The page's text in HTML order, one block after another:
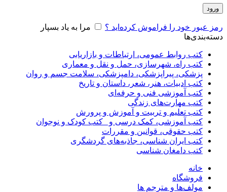
ورود
رمز عبور خود را فراموش کرده‌اید ؟
مرا به یاد بسپار
دسته‌بندی‌ها
کتب روابط عمومی، ارتباطات و بازاریابی
کتب راه، شهرسازی، حمل و نقل و معماری
پزشکی، پیراپزشکی، دامپزشکی، سلامت جسم و روان
کتب ادبیات، هنر، شعر، داستان و تاریخ
کتب آموزشی فنی و حرفه‌ای
کتب مهارت‌های زندگی
کتب تعلیم و تربیت و آموزش و پرورش
کتب آموزشی، کمک درسی و _کتب کودک و نوجوان
کتب حقوقی، قوانین و مقررات
کتب ایران شناسی، جاذبه‌های گردشگری
کتب دامغان شناسی
خانه
فروشگاه
مولف‌ها و مترجم ها